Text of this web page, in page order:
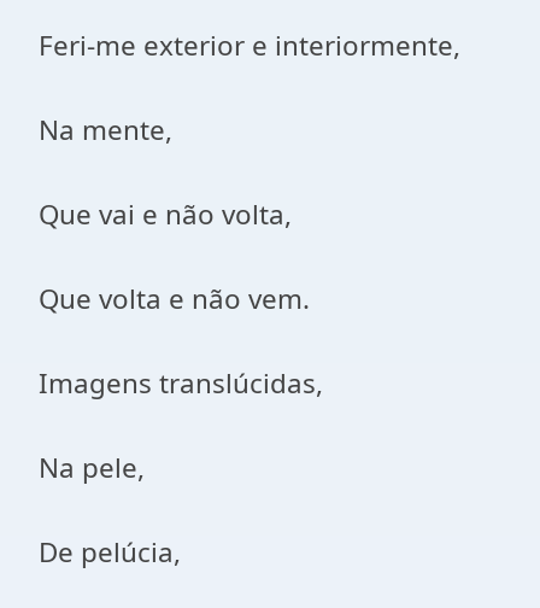
Feri-me exterior e interiormente,
Na mente,
Que vai e não volta,
Que volta e não vem.
Imagens translúcidas,
Na pele,
De pelúcia,